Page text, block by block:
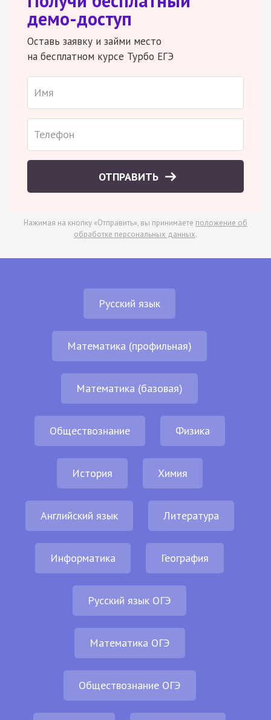
демо-доступ
Оставь заявку и займи место
на бесплатном курсе Турбо ЕГЭ
ОТПРАВИТЬ
Нажимая на кнопку «Отправить», вы принимаете положение об
обработке персональных данных.
Русский язык
Математика (профильная)
Математика (базовая)
Обществознание Физика
История Химия
Английский язык Литература
Информатика География
Русский язык ОГЭ
Математика ОГЭ
Обществознание ОГЭ